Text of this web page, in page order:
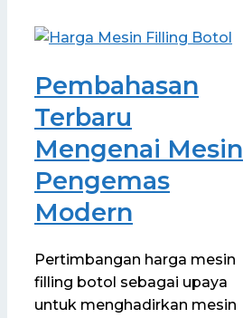
Pembahasan
Terbaru
Mengenai Mesin
Pengemas
Modern
Pertimbangan harga mesin
filling botol sebagai upaya
untuk menghadirkan mesin